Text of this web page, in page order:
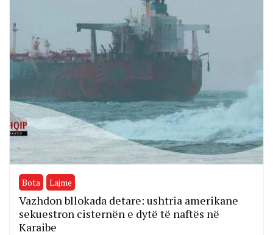
Bota Lajme
Vazhdon bllokada detare: ushtria amerikane
sekuestron cisternën e dytë të naftës në
Karaibe